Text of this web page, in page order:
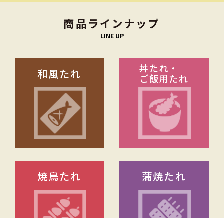
商品ラインナップ
LINE UP
和風たれ
丼たれ・
ご飯用たれ
焼鳥たれ 蒲焼たれ